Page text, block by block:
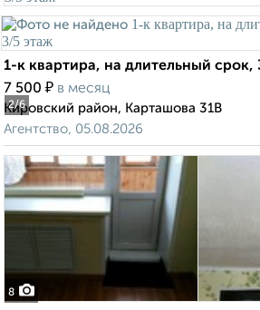
2/6
1-к квартира, на длительный срок,
7 500 ₽ в месяц
Кировский район, Карташова 31В
Агентство, 05.08.2026
8